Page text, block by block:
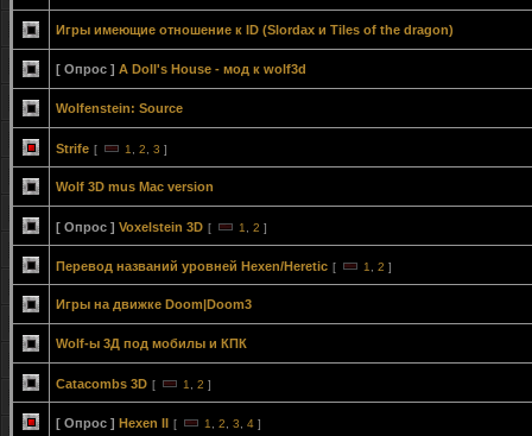
Игры имеющие отношение к ID (Slordax и Tiles of the dragon)
[ Опрос ] A Doll's House - мод к wolf3d
Wolfenstein: Source
Strife [ 1 2 3 ]
Wolf 3D mus Mac version
[ Опрос ] Voxelstein 3D [ 1 2 ]
Перевод названий уровней Hexen/Heretic [ 1 2 ]
Игры на движке Doom|Doom3
Wolf-ы 3Д под мобилы и КПК
Catacombs 3D [ 1 2 ]
[ Опрос ] Hexen II [ 1 2 3 4 ]